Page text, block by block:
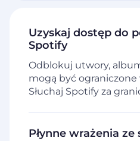
Uzyskaj dostęp do
Spotify
Odblokuj utwory,
mogą być ograniczone
Słuchaj Spotify za
Płynne wrażenia ze